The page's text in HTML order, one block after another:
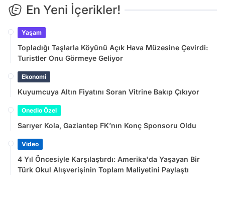
En Yeni İçerikler!
Yaşam
Topladığı Taşlarla Köyünü Açık Hava Müzesine Çevirdi:
Turistler Onu Görmeye Geliyor
Ekonomi
Kuyumcuya Altın Fiyatını Soran Vitrine Bakıp Çıkıyor
Onedio Özel
Sarıyer Kola, Gaziantep FK’nın Konç Sponsoru Oldu
Video
4 Yıl Öncesiyle Karşılaştırdı: Amerika'da Yaşayan Bir
Türk Okul Alışverişinin Toplam Maliyetini Paylaştı